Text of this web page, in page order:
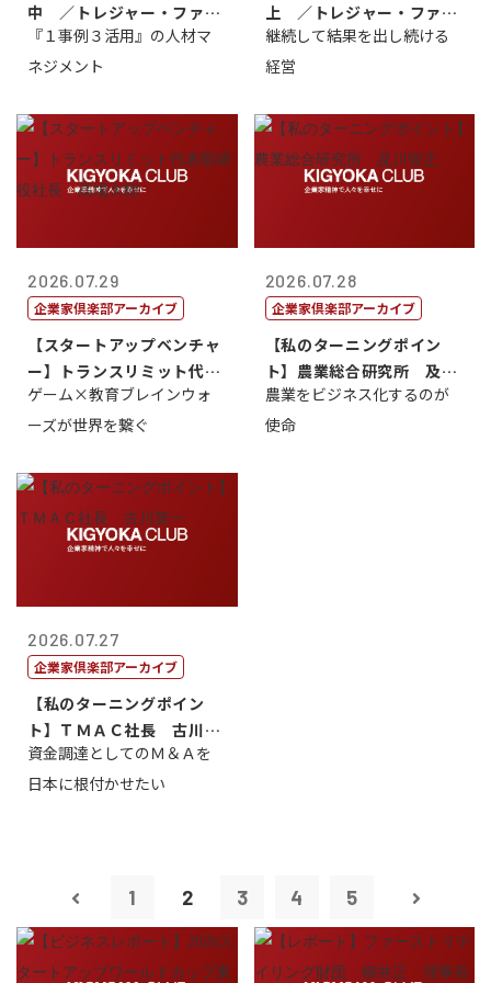
中 ／トレジャー・ファク
トリー社長野坂...
『１事例３活用』の人材マ
ネジメント
上 ／トレジャー・ファク
トリー社長野坂...
継続して結果を出し続ける
経営
2026.07.29
企業家倶楽部アーカイブ
【スタートアップベンチャ
ー】トランスリミット代表
取締役社長 ...
ゲーム×教育ブレインウォ
ーズが世界を繋ぐ
2026.07.28
企業家倶楽部アーカイブ
【私のターニングポイン
ト】農業総合研究所 及川
智正
農業をビジネス化するのが
使命
2026.07.27
企業家倶楽部アーカイブ
【私のターニングポイン
ト】ＴＭＡＣ社長 古川英
一
資金調達としてのＭ＆Ａを
日本に根付かせたい
1 2 3 4 5